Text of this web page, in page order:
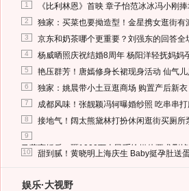
1 《比利林恩》首映 章子怡范冰冰冯小刚
2 独家：买菜也要拗造型！金星携女逛街有
3 京东和奶茶哪个更重要？刘强东的回答全
4 杨威晒照庆祝结婚8周年 杨阳洋轻抚妈妈
5 艳压群芳！唐嫣修身长裙现身活动 仙气儿
6 独家：姚晨带小土豆逛商场 购置产后新衣
7 成都风味！张靓颖冯轲曝婚纱照 吃串串
8 接地气！阔太熊黛林打扮休闲逛街买厕所
9
马蓉离婚后，砸1000万人民币给媒体要求删掉
10 甜到腻！黄晓明上海庆生 Baby挺孕肚送
娱乐·大视野